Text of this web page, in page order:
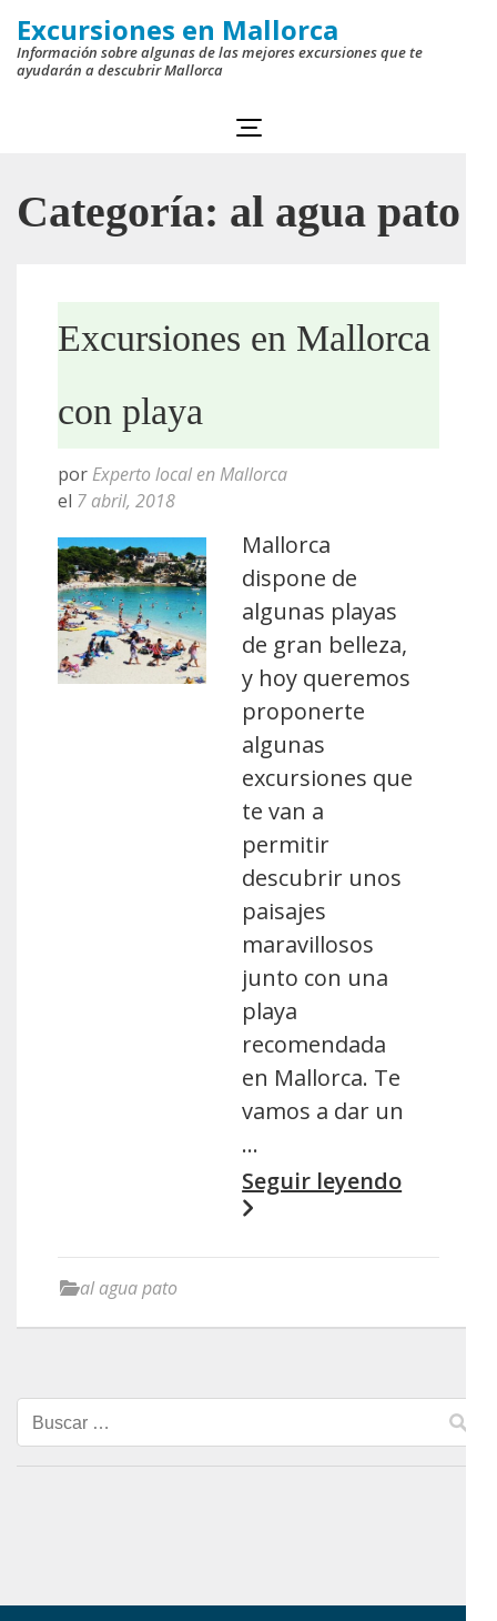
Saltar
contenido
Intro)
Excursiones en Mallorca
Información sobre algunas de las mejores excursiones que te
ayudarán a descubrir Mallorca
Categoría: al agua pato
Excursiones en Mallorca
con playa
por Experto local en Mallorca
el 7 abril, 2018
Mallorca
dispone de
algunas playas
de gran belleza,
y hoy queremos
proponerte
algunas
excursiones que
te van a
permitir
descubrir unos
paisajes
maravillosos
junto con una
playa
recomendada
en Mallorca. Te
vamos a dar un
…
Seguir leyendo
al agua pato
Buscar: